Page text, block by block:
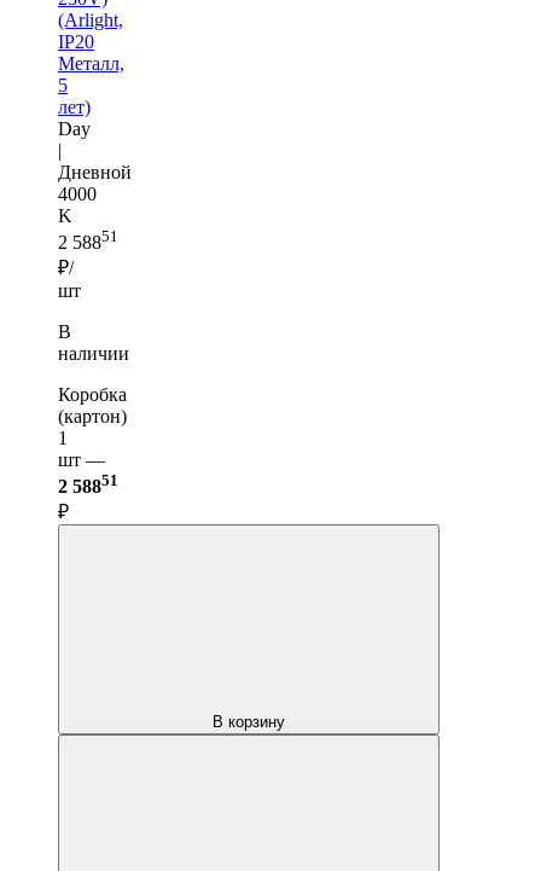
(Arlight,
IP20
Металл,
5
лет)
Day
|
Дневной
4000
K
2 58851
₽/
шт
В
наличии
Коробка
(картон)
1
шт —
2 58851
₽
В корзину